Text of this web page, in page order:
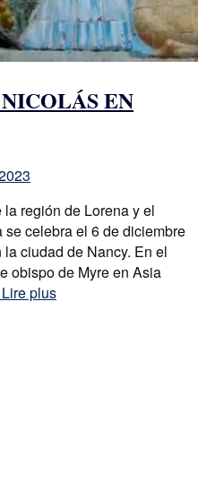
EN
región de Lorena y el
celebra el 6 de diciembre
ciudad de Nancy. En el
obispo de Myre en Asia
Lire plus